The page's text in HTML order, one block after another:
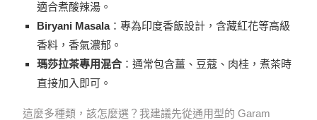
適合煮酸辣湯。
Biryani Masala：專為印度香飯設計，含藏紅花等高級
香料，香氣濃郁。
瑪莎拉茶專用混合 ：通常包含薑、豆蔻、肉桂，煮茶時
直接加入即可。
這麼多種類，該怎麼選？我建議先從通用型的 Garam